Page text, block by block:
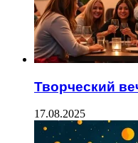
Творческий
17.08.2025